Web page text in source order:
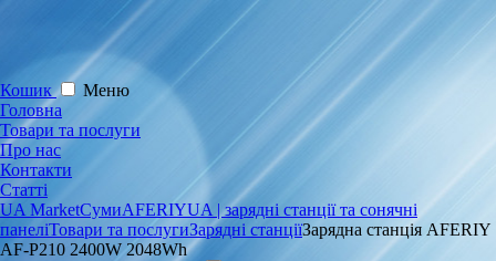
Кошик
Меню
Головна
Товари та послуги
Про нас
Контакти
Статті
UA MarketСумиAFERIYUA | зарядні станції та сонячні
панеліТовари та послугиЗарядні станціїЗарядна станція AFERIY
AF-P210 2400W 2048Wh